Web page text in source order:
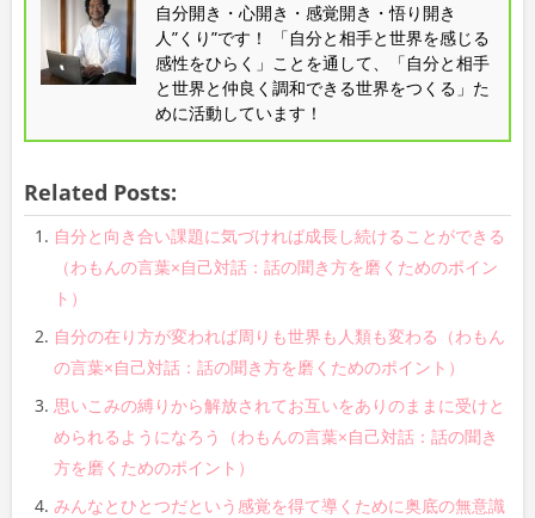
自分開き・心開き・感覚開き・悟り開き
人”くり”です！ 「自分と相手と世界を感じる
感性をひらく」ことを通して、「自分と相手
と世界と仲良く調和できる世界をつくる」た
めに活動しています！
Related Posts:
自分と向き合い課題に気づければ成長し続けることができる
（わもんの言葉×自己対話：話の聞き方を磨くためのポイン
ト）
自分の在り方が変われば周りも世界も人類も変わる（わもん
の言葉×自己対話：話の聞き方を磨くためのポイント）
思いこみの縛りから解放されてお互いをありのままに受けと
められるようになろう（わもんの言葉×自己対話：話の聞き
方を磨くためのポイント）
みんなとひとつだという感覚を得て導くために奥底の無意識